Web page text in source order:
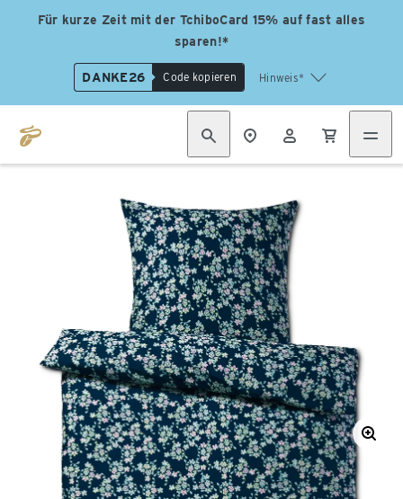
Für kurze Zeit mit der TchiboCard 15% auf fast alles
sparen!*
DANKE26 Code kopieren Hinweis*